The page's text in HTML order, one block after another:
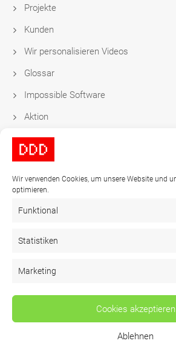
Wir verwenden Cookies, um unsere Website und
optimieren.
Funktional
Statistiken
Marketing
Cookies akzeptieren
Ablehnen
Projekte
Kunden
Wir personalisieren Videos
Glossar
Impossible Software
Aktion
Datengetriebene Festtags-Kampagnen
Kontakt
Mail:video@ddd.de
Copyright 2024DDD© All Rights Reserved